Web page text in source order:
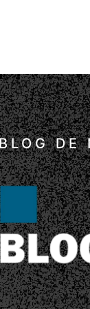
DE